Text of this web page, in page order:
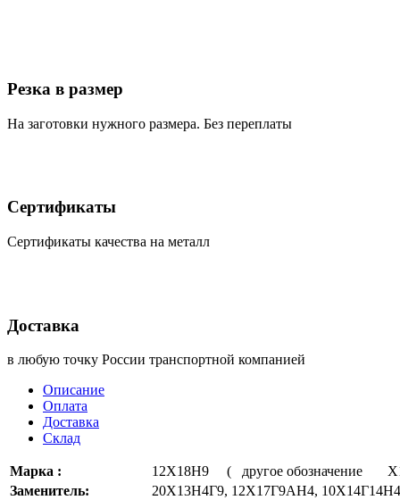
Резка в размер
На заготовки нужного размера. Без переплаты
Сертификаты
Сертификаты качества на металл
Доставка
в любую точку России транспортной компанией
Описание
Оплата
Доставка
Склад
Марка :
12Х18Н9 ( другое обозначение
Заменитель:
20Х13Н4Г9, 12Х17Г9АН4,